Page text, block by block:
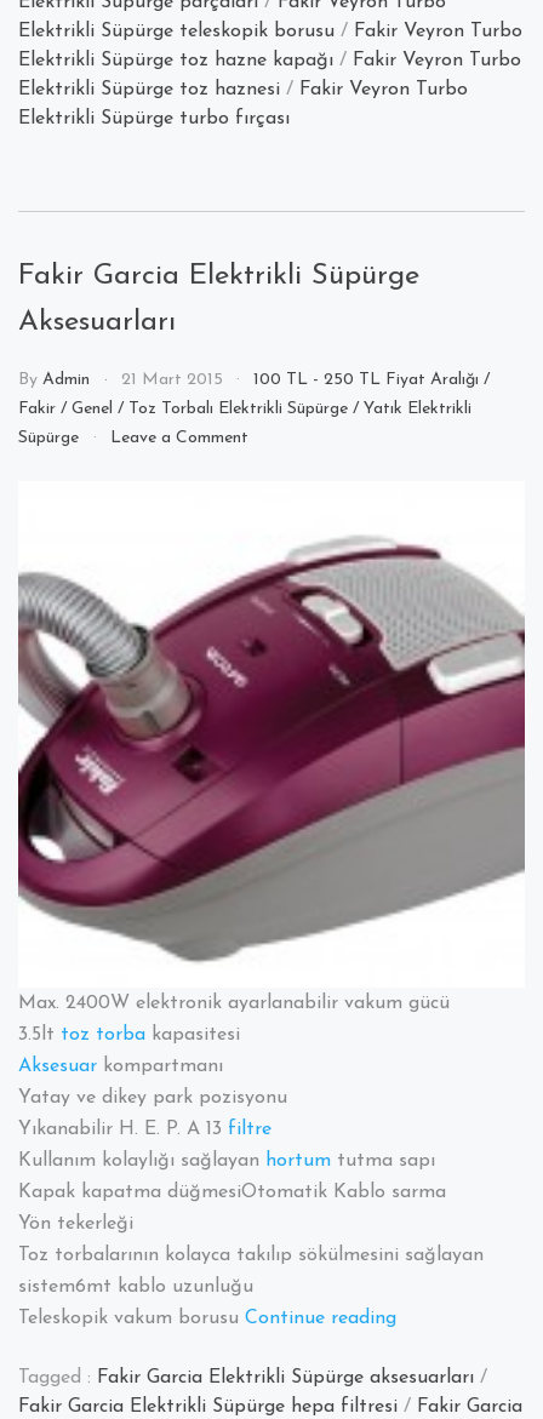
Elektrikli Süpürge teleskopik borusu / Fakir Veyron Turbo
Elektrikli Süpürge toz hazne kapağı / Fakir Veyron Turbo
Elektrikli Süpürge toz haznesi / Fakir Veyron Turbo
Elektrikli Süpürge turbo fırçası
Fakir Garcia Elektrikli Süpürge
Aksesuarları
By Admin 21 Mart 2015 100 TL - 250 TL Fiyat Aralığı /
Fakir / Genel / Toz Torbalı Elektrikli Süpürge / Yatık Elektrikli
Süpürge
Leave a Commenton
Aksesuarları
Max. 2400W elektronik ayarlanabilir vakum gücü
3.5lt toz torba kapasitesi
Aksesuar kompartmanı
Yatay ve dikey park pozisyonu
Yıkanabilir H. E. P. A 13 filtre
Kullanım kolaylığı sağlayan hortum tutma sapı
Kapak kapatma düğmesiOtomatik Kablo sarma
Yön tekerleği
Toz torbalarının kolayca takılıp sökülmesini sağlayan
sistem6mt kablo uzunluğu
Teleskopik vakum borusu Continue reading“Fakir
Elektrikli
Süpürge
Tagged : Fakir Garcia Elektrikli Süpürge aksesuarları /
Fakir Garcia Elektrikli Süpürge hepa filtresi / Fakir Garcia